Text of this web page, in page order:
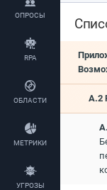
ОПРОСЫ
RPA
ОБЛАСТИ
МЕТРИКИ
УГРОЗЫ
А.2